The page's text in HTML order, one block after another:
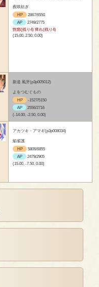
夜咲紡ぎ
HP
2867/6550
AP
2749/2775
恍惚(残り4) 痺れ(残り4)
(15.00, 2.50, 0.00)
新道 風牙(p3p005012)
よをつむぐもの
HP
-1527/5150
AP
2556/2716
(-14.00, -2.50, 0.00)
アカツキ・アマギ(p3p008034)
焔雀護
HP
5806/6855
AP
2479/2905
(15.00, -7.50, 0.00)